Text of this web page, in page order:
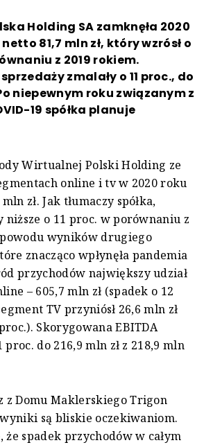
Holding SA zamknęła 2020
81,7 mln zł, który wzrósł o
z 2019 rokiem.
zmalały o 11 proc., do
niepewnym roku związanym z
19 spółka planuje
Wirtualnej Polski Holding ze
online i tv w 2020 roku
zł. Jak tłumaczy spółka,
niższe o 11 proc. w porównaniu z
wyników drugiego
znacząco wpłynęła pandemia
przychodów największy udział
– 605,7 mln zł (spadek o 12
TV przyniósł 26,6 mln zł
Skorygowana EBITDA
proc. do 216,9 mln zł z 218,9 mln
z Domu Maklerskiego Trigon
są bliskie oczekiwaniom.
że spadek przychodów w całym